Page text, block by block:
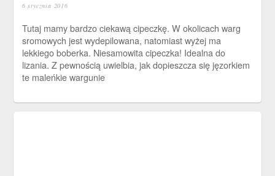
6 stycznia 2016
Tutaj mamy bardzo ciekawą cipeczkę. W okolicach warg
sromowych jest wydepilowana, natomiast wyżej ma
lekkiego boberka. Niesamowita cipeczka! Idealna do
lizania. Z pewnością uwielbia, jak dopieszcza się jęzorkiem
te maleńkie wargunie